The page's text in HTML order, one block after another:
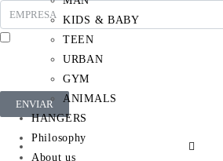
KIDS & BABY
TEEN
URBAN
GYM
ANIMALS
HANGERS
Philosophy
About us
En cumplimiento del Reglamento UE 2016/679, de 27 de
autorización para ofrecerle productos y servicios
información sobre nuestra política de privacidad.
ENVIAR